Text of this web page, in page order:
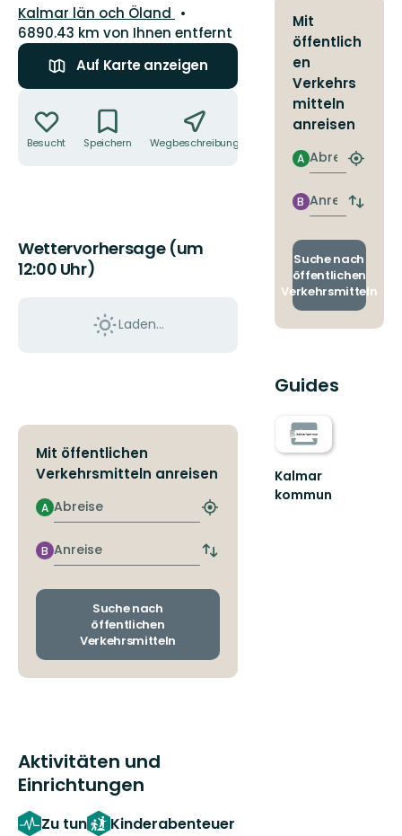
Landkreis:
Kalmar län och Öland
6890.43 km von Ihnen entfernt
Auf Karte anzeigen
Besucht Speichern Wegbeschreibung
Wettervorhersage (um
12:00 Uhr)
Laden...
Mit öffentlichen
Verkehrsmitteln anreisen
Abreise
A
Nächstgelegene
finden
Anreise
B
Abfahrts-
Ankunftshaltestellen
Suche nach
öffentlichen
Verkehrsmitteln
Aktivitäten und
Einrichtungen
Zu tun
Kinderabenteuer
Mit
öffentlich
en
Verkehrs
mitteln
anreisen
Abreise
A
finden
Anreise
B
Suche nach
öffentlichen
Verkehrsmitteln
Guides
Kalmar
kommun